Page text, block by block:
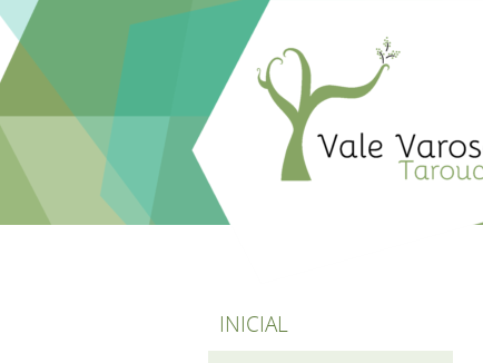
INICIAL